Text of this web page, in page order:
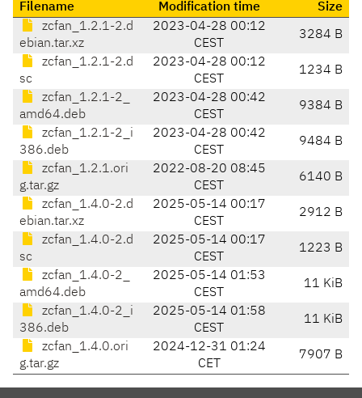
Filename Modification time
Size
zcfan_1.2.1-2.d
ebian.tar.xz
2023-04-28 00:12
CEST
3284 B
zcfan_1.2.1-2.d
sc
2023-04-28 00:12
CEST
1234 B
zcfan_1.2.1-2_
amd64.deb
2023-04-28 00:42
CEST
9384 B
zcfan_1.2.1-2_i
386.deb
2023-04-28 00:42
CEST
9484 B
zcfan_1.2.1.ori
g.tar.gz
2022-08-20 08:45
CEST
6140 B
zcfan_1.4.0-2.d
ebian.tar.xz
2025-05-14 00:17
CEST
2912 B
zcfan_1.4.0-2.d
sc
2025-05-14 00:17
CEST
1223 B
zcfan_1.4.0-2_
amd64.deb
2025-05-14 01:53
CEST
11 KiB
zcfan_1.4.0-2_i
386.deb
2025-05-14 01:58
CEST
11 KiB
zcfan_1.4.0.ori
g.tar.gz
2024-12-31 01:24
CET
7907 B